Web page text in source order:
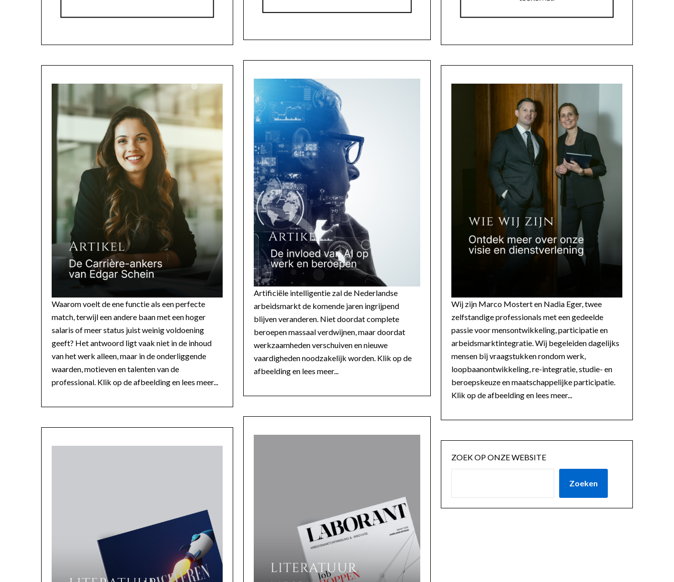
Waarom voelt de ene functie als een perfecte
match, terwijl een andere baan met een hoger
salaris of meer status juist weinig voldoening
geeft? Het antwoord ligt vaak niet in de inhoud
van het werk alleen, maar in de onderliggende
waarden, motieven en talenten van de
professional. Klik op de afbeelding en lees meer...
Artificiële intelligentie zal de Nederlandse
arbeidsmarkt de komende jaren ingrijpend
blijven veranderen. Niet doordat complete
beroepen massaal verdwijnen, maar doordat
werkzaamheden verschuiven en nieuwe
vaardigheden noodzakelijk worden. Klik op de
afbeelding en lees meer...
Wij zijn Marco Mostert en Nadia Eger, twee
zelfstandige professionals met een gedeelde
passie voor mensontwikkeling, participatie en
arbeidsmarktintegratie. Wij begeleiden dagelijks
mensen bij vraagstukken rondom werk,
loopbaanontwikkeling, re-integratie, studie- en
beroepskeuze en maatschappelijke participatie.
Klik op de afbeelding en lees meer...
ZOEK OP ONZE WEBSITE
Zoeken